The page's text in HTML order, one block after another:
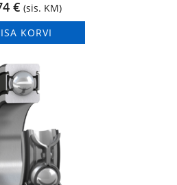
€ (sis. KM)
KORVI